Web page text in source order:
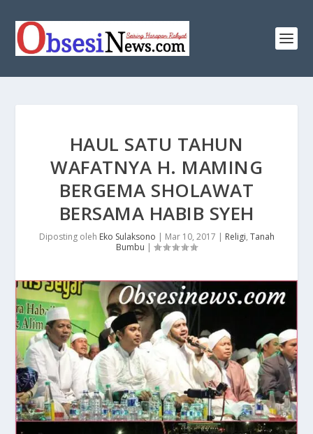
HAUL SATU TAHUN
WAFATNYA H. MAMING
BERGEMA SHOLAWAT
BERSAMA HABIB SYEH
Diposting oleh Eko Sulaksono | Mar 10, 2017 | Religi, Tanah
Bumbu |